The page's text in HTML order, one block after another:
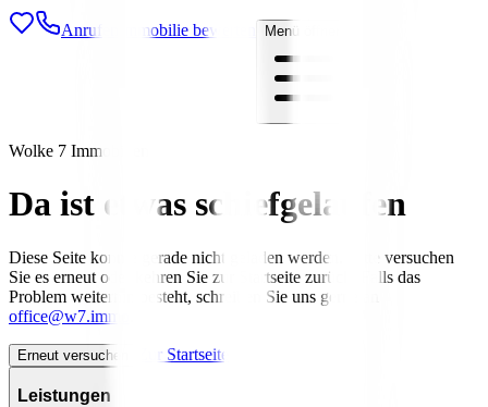
Anrufen Immobilie bewerten Menü öffnen
Wolke 7 Immobilien
Da ist etwas schiefgelaufen
Diese Seite konnte gerade nicht geladen werden. Bitte versuchen
Sie es erneut oder kehren Sie zur Startseite zurück. Falls das
Problem weiterhin besteht, schreiben Sie uns gerne an
office@w7.immo
Erneut versuchen Zur Startseite
Leistungen